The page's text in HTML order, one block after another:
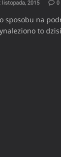
listopada, 2015 0
sposobu na
to